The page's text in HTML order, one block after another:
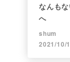
なんも
へ
shum
2021/10/